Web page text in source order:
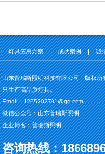
| 灯具应用方案 | 成功案例 | 诚
山东普瑞斯照明科技有限公司 版权
只生产高品质灯具。
Email：1265202701@qq.com
微信公众号：山东普瑞斯照明
企业博客：普瑞斯照明
咨询热线：